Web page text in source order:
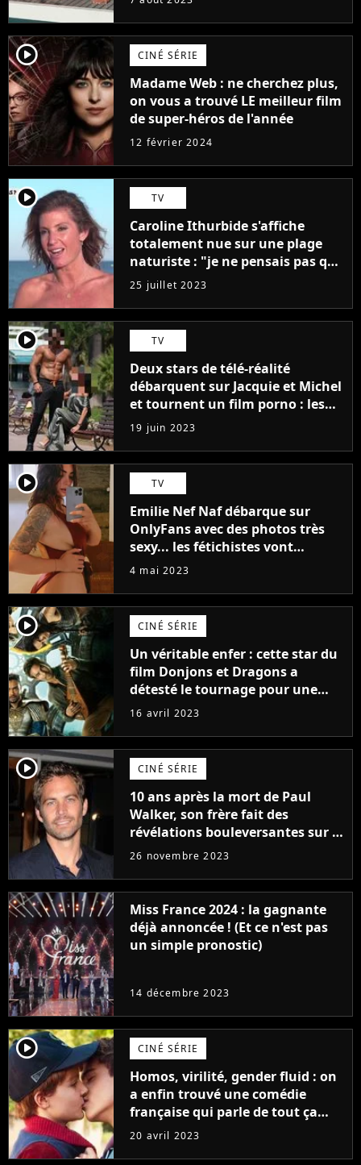
player2 CINÉ SÉRIE
Madame Web : ne cherchez plus,
on vous a trouvé LE meilleur film
de super-héros de l'année
12 février 2024
player2 TV
Caroline Ithurbide s'affiche
totalement nue sur une plage
naturiste : "je ne pensais pas que
j'arriverais à le faire..."
25 juillet 2023
player2 TV
Deux stars de télé-réalité
débarquent sur Jacquie et Michel
et tournent un film porno : les
premières images du tournage
(exclu)
19 juin 2023
player2 TV
Emilie Nef Naf débarque sur
OnlyFans avec des photos très
sexy... les fétichistes vont
prendre leur pied !
4 mai 2023
player2 CINÉ SÉRIE
Un véritable enfer : cette star du
film Donjons et Dragons a
détesté le tournage pour une
raison très spéciale
16 avril 2023
player2 CINÉ SÉRIE
10 ans après la mort de Paul
Walker, son frère fait des
révélations bouleversantes sur la
réaction des acteurs de Fast and
26 novembre 2023
Miss France 2024 : la gagnante
déjà annoncée ! (Et ce n'est pas
un simple pronostic)
14 décembre 2023
player2 CINÉ SÉRIE
Homos, virilité, gender fluid : on
a enfin trouvé une comédie
française qui parle de tout ça
sans être super ringarde
20 avril 2023